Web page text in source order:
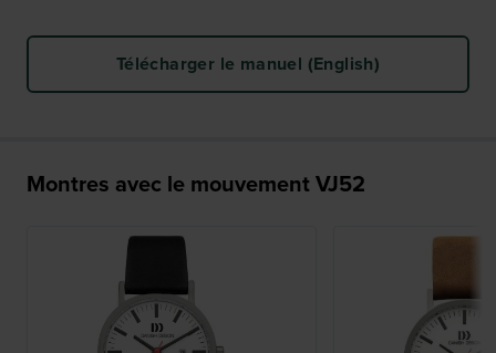
Télécharger le manuel (English)
Montres avec le mouvement VJ52